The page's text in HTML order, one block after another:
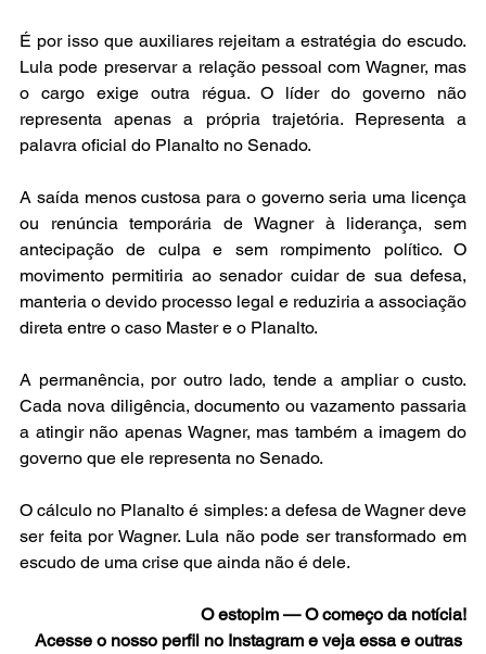
É por isso que auxiliares rejeitam a estratégia do escudo.
Lula pode preservar a relação pessoal com Wagner, mas
o cargo exige outra régua. O líder do governo não
representa apenas a própria trajetória. Representa a
palavra oficial do Planalto no Senado.
A saída menos custosa para o governo seria uma licença
ou renúncia temporária de Wagner à liderança, sem
antecipação de culpa e sem rompimento político. O
movimento permitiria ao senador cuidar de sua defesa,
manteria o devido processo legal e reduziria a associação
direta entre o caso Master e o Planalto.
A permanência, por outro lado, tende a ampliar o custo.
Cada nova diligência, documento ou vazamento passaria
a atingir não apenas Wagner, mas também a imagem do
governo que ele representa no Senado.
O cálculo no Planalto é simples: a defesa de Wagner deve
ser feita por Wagner. Lula não pode ser transformado em
escudo de uma crise que ainda não é dele.
O estopim — O começo da notícia!
Acesse o nosso perfil no Instagram e veja essa e outras